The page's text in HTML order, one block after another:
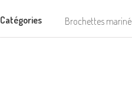
Catégories Brochettes